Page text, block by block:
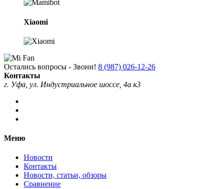
Xiaomi
Остались вопросы - Звони! 8 (987) 026-12-26
Контакты
г. Уфа, ул. Индустриальное шоссе, 4а к3
Меню
Новости
Контакты
Новости, статьи, обзоры
Сравнение